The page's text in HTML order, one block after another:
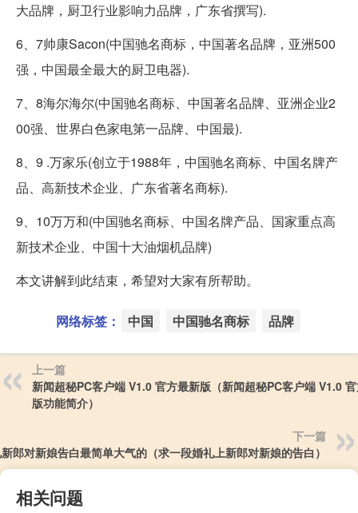
大品牌，厨卫行业影响力品牌，广东省撰写).
6、7帅康Sacon(中国驰名商标，中国著名品牌，亚洲500
强，中国最全最大的厨卫电器).
7、8海尔海尔(中国驰名商标、中国著名品牌、亚洲企业2
00强、世界白色家电第一品牌、中国最).
8、9 .万家乐(创立于1988年，中国驰名商标、中国名牌产
品、高新技术企业、广东省著名商标).
9、10万万和(中国驰名商标、中国名牌产品、国家重点高
新技术企业、中国十大油烟机品牌)
本文讲解到此结束，希望对大家有所帮助。
网络标签： 中国 中国驰名商标 品牌
上一篇
新闻超秘PC客户端 V1.0 官方最新版（新闻超秘PC客户端 V1.0
版功能简介）
下一篇
郎对新娘告白最简单大气的（求一段婚礼上新郎对新娘的告白）
相关问题